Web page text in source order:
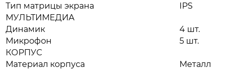
Тип матрицы экрана
IPS
МУЛЬТИМЕДИА
Динамик
4 шт.
Микрофон
5 шт.
КОРПУС
Материал корпуса
Металл